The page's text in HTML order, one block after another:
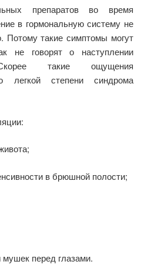
препаратов во время
в гормональную систему не
Потому такие симптомы могут
не говорят о наступлении
такие ощущения
легкой степени синдрома
в брюшной полости;
мушек перед глазами.